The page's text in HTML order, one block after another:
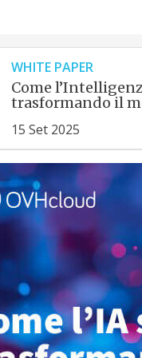
WHITE PAPER
Come
trasformando il
15 Set 2025